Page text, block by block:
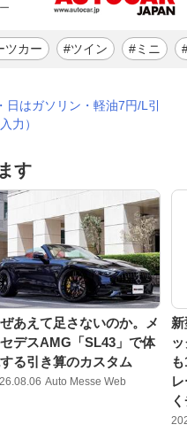
ツカー #ツイン #ミニ
日はガソリン・軽油7円/L引
力）
す
あえて足さないのか。メ
デスAMG「SL43」で体
る引き算のカスタム
Auto Messe Web